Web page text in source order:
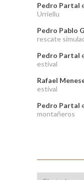
Pedro Partal
Urriellu
Pedro Pablo
rescate
Pedro Partal
estival
Rafael
estival
Pedro Partal
montañeros